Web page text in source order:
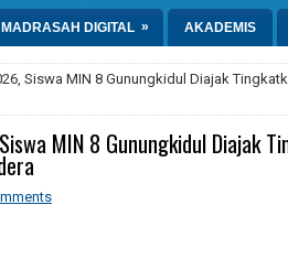
MADRASAH DIGITAL » AKADEMIS
Siswa MIN 8 Gunungkidul Diajak
MIN 8 Gunungkidul Diajak